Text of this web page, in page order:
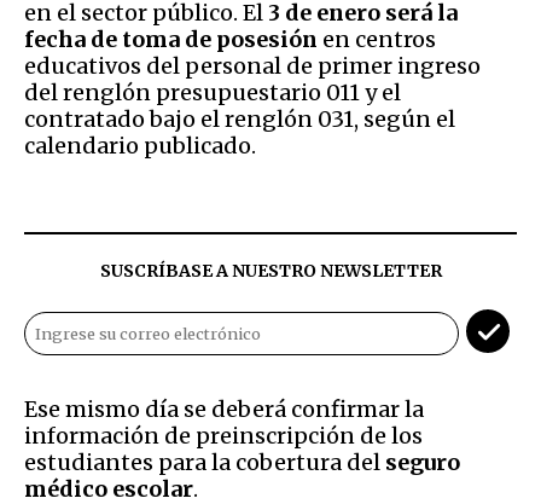
en el sector público. El 3 de enero será la
fecha de toma de posesión en centros
educativos del personal de primer ingreso
del renglón presupuestario 011 y el
contratado bajo el renglón 031, según el
calendario publicado.
SUSCRÍBASE A NUESTRO NEWSLETTER
Ese mismo día se deberá confirmar la
información de preinscripción de los
estudiantes para la cobertura del seguro
médico escolar.